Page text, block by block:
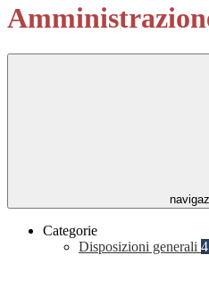
Categorie
Disposizioni generali